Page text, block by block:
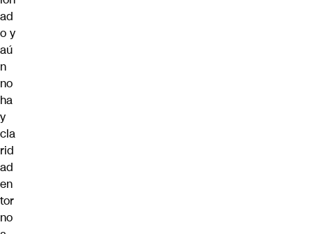
ad
o y
aú
n
no
ha
y
cla
rid
ad
en
tor
no